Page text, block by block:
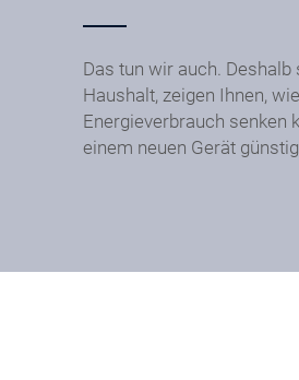
Das tun wir auch.
Haushalt, zeigen Ihnen,
Energieverbrauch senken
einem neuen Gerät